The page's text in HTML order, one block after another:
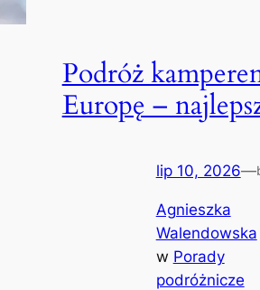
Podróż
Europę –
lip 10, 2026—
Agnieszka
Walendowska
w Porady
podróżnicze